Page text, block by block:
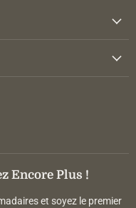
Encore Plus !
et soyez le premier